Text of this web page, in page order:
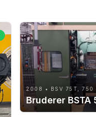
2008 • BSV 75T, 750
Bruderer BSTA